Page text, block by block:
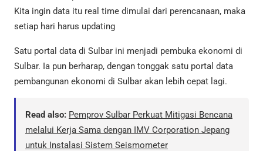
Kita ingin data itu real time dimulai dari perencanaan, maka
setiap hari harus updating
Satu portal data di Sulbar ini menjadi pembuka ekonomi di
Sulbar. Ia pun berharap, dengan tonggak satu portal data
pembangunan ekonomi di Sulbar akan lebih cepat lagi.
Read also: Pemprov Sulbar Perkuat Mitigasi Bencana
melalui Kerja Sama dengan IMV Corporation Jepang
untuk Instalasi Sistem Seismometer